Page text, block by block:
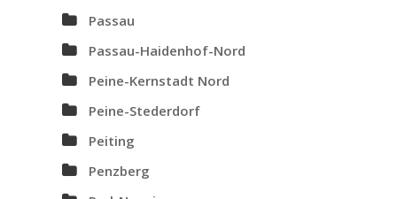
Passau
Passau-Haidenhof-Nord
Peine-Kernstadt Nord
Peine-Stederdorf
Peiting
Penzberg